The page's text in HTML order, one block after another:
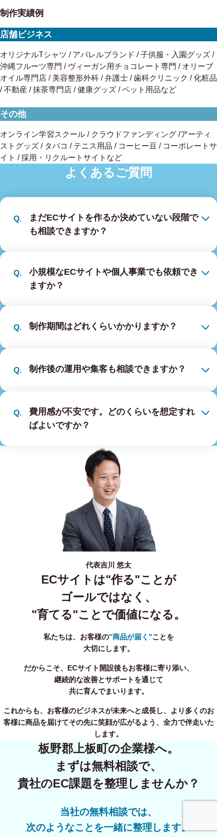
制作実績例
店舗ビジネス
オリジナルTシャツ / アパレルブランド / 子供服・入園グッズ /
沖縄フルーツ専門 / ヴィーガン用チョコレート専門 / オリーブ
オイル専門店 / 美容整形外科 / 弁護士 / 歯科クリニック / 化粧品
/ 不動産 / 抹茶専門店 / 健康グッズ / ペット用品など
その他
オンライン学習スクール / クラウドファンディング /アーティ
ストグッズ / タバコ / テニス用品 / コーヒー豆 / コーポレートサ
イト / 採用・リクルートサイトなど
よくあるご質問
まだECサイトを作るか決めていない段階で
も相談できますか？
小規模なECサイトや個人事業でも依頼でき
ますか？
制作期間はどれくらいかかりますか？
制作後の運用や集客も相談できますか？
費用感が不安です。どのくらいを想定すれ
ばよいですか？
代表吉川 悠太
ECサイトは"作る"ことが
ゴールではなく、
"育てる"ことで価値になる。
私たちは、お客様の"商品が届く"ことを
大切にします。
だからこそ、ECサイト開設後もお客様に寄り添い、
継続的な改善とサポートを通じて
共に育んでまいります。
これからも、お客様のビジネスが未来へと成長し、より多くのお
客様に商品を届けてその先に笑顔が広がるよう、全力で伴走いた
します。
板野郡上板町の企業様へ。
まずは無料相談で、
貴社のEC課題を整理しませんか？
当社の無料相談では、
次のようなことを一緒に整理します。
事業内容 無料相談